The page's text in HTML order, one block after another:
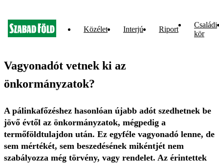
Közélet Interjú Riport
Családi
kör
Vagyonadót vetnek ki az
önkormányzatok?
A pálinkafőzéshez hasonlóan újabb adót szedhetnek be
jövő évtől az önkormányzatok, mégpedig a
termőföldtulajdon után. Ez egyféle vagyonadó lenne, de
sem mértékét, sem beszedésének mikéntjét nem
szabályozza még törvény, vagy rendelet. Az érintettek